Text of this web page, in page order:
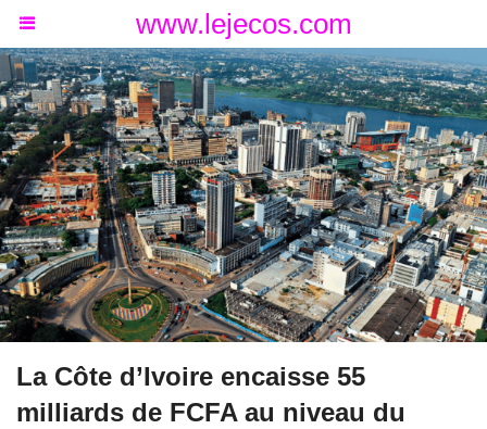
www.lejecos.com
La Côte d’Ivoire encaisse 55
milliards de FCFA au niveau du